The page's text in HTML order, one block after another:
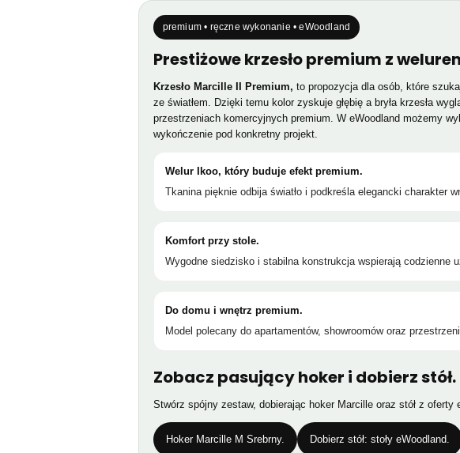
premium • ręczne wykonanie • eWoodland
Prestiżowe krzesło premium z
Krzesło Marcille II Premium, to propozycja dla osób, które
ze światłem. Dzięki temu kolor zyskuje głębię a bryła krzesła
przestrzeniach komercyjnych premium. W eWoodland możemy
wykończenie pod konkretny projekt.
Welur Ikoo, który buduje efekt premium.
Tkanina pięknie odbija światło i podkreśla elegancki charakter
Komfort przy stole.
Wygodne siedzisko i stabilna konstrukcja wspierają codzienne
Do domu i wnętrz premium.
Model polecany do apartamentów, showroomów oraz
Zobacz pasujący hoker i dobierz stół.
Stwórz spójny zestaw, dobierając hoker Marcille oraz stół z oferty
Hoker Marcille M Srebrny. Dobierz stół: stoły eWoodland.